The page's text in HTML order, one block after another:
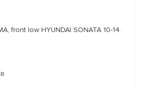
SONATA 10-14